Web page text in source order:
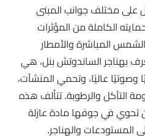
على مختلف جوانب المبنى
الكاملة من المؤثرات
المباشرة والأمطار
بهناجر الساندوتش بنل، هي
وصوتيًا عاليًا، وتحمي المنشآت،
التآكل والرطوبة. تتألف هذه
تحوي في جوفها مادة عازلة
المستودعات والهناجر.